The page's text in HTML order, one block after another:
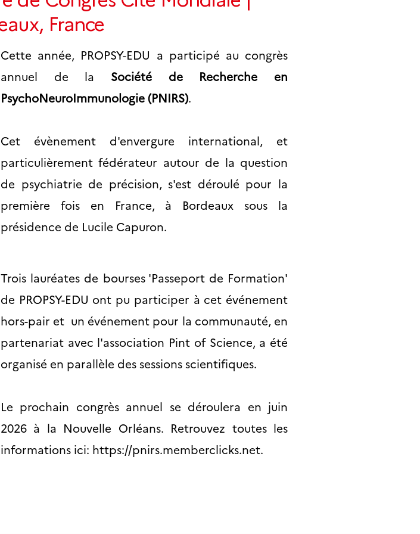
France
Cette année, PROPSY-EDU a participé au congrès
annuel de la Société de Recherche en
PsychoNeuroImmunologie (PNIRS).
Cet évènement d'envergure international, et
particulièrement fédérateur autour de la question
de psychiatrie de précision, s'est déroulé pour la
première fois en France, à Bordeaux sous la
présidence de Lucile Capuron.
Trois lauréates de bourses 'Passeport de Formation'
de PROPSY-EDU ont pu participer à cet événement
hors-pair et un événement pour la communauté, en
partenariat avec l'association Pint of Science, a été
organisé en parallèle des sessions scientifiques.
Le prochain congrès annuel se déroulera en juin
2026 à la Nouvelle Orléans. Retrouvez toutes les
informations ici: https://pnirs.memberclicks.net.